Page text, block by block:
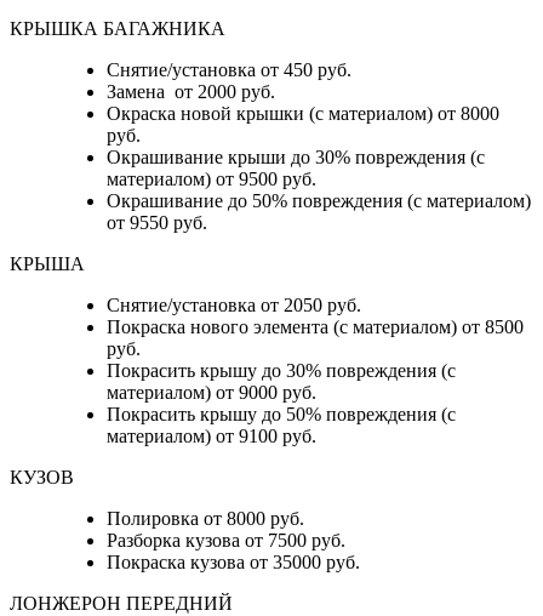
КРЫШКА БАГАЖНИКА
Снятие/установка от 450 руб.
Замена от 2000 руб.
Окраска новой крышки (с материалом) от 8000
руб.
Окрашивание крыши до 30% повреждения (с
материалом) от 9500 руб.
Окрашивание до 50% повреждения (с материалом)
от 9550 руб.
КРЫША
Снятие/установка от 2050 руб.
Покраска нового элемента (с материалом) от 8500
руб.
Покрасить крышу до 30% повреждения (с
материалом) от 9000 руб.
Покрасить крышу до 50% повреждения (с
материалом) от 9100 руб.
КУЗОВ
Полировка от 8000 руб.
Разборка кузова от 7500 руб.
Покраска кузова от 35000 руб.
ЛОНЖЕРОН ПЕРЕДНИЙ